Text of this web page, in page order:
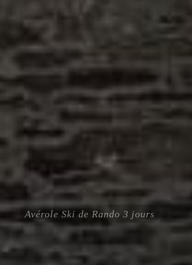
Avérole Ski de Rando 3 jours